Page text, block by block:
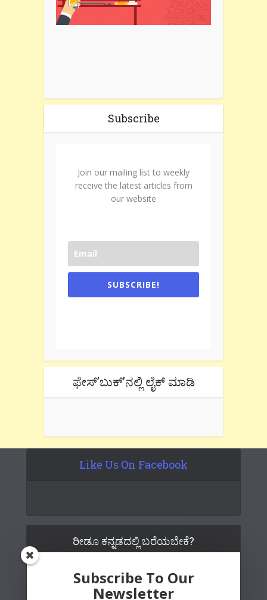
Subscribe
Join our mailing list to weekly
receive the latest articles from
our website
SUBSCRIBE!
ಫೇಸ್’ಬುಕ್’ನಲ್ಲಿ ಲೈಕ್ ಮಾಡಿ
Like Us On Facebook
ರೀಡೂ ಕನ್ನಡದಲ್ಲಿ ಬರೆಯಬೇಕೆ?
Subscribe To Our
Newsletter